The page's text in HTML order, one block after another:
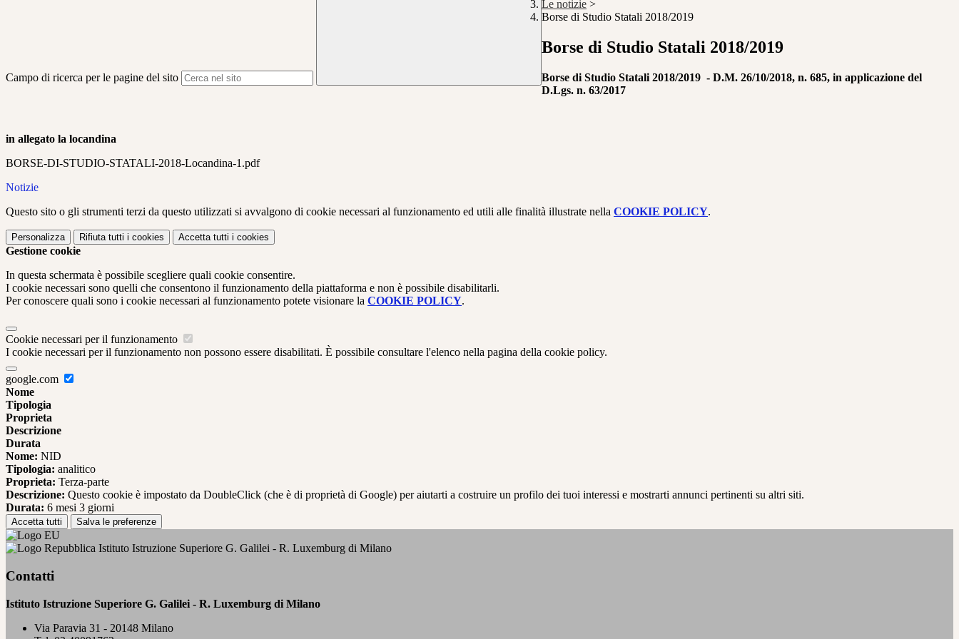
Campo di ricerca per le pagine del sito
Le notizie >
Borse di Studio Statali 2018/2019
Borse di Studio Statali 2018/2019
Borse di Studio Statali 2018/2019 - D.M. 26/10/2018, n. 685, in applicazione del
D.Lgs. n. 63/2017
in allegato la locandina
BORSE-DI-STUDIO-STATALI-2018-Locandina-1.pdf
Notizie
Questo sito o gli strumenti terzi da questo utilizzati si avvalgono di cookie necessari al funzionamento ed utili alle finalità illustrate nella COOKIE POLICY.
Personalizza Rifiuta tutti i cookies Accetta tutti i cookies
Gestione cookie
In questa schermata è possibile scegliere quali cookie consentire.
I cookie necessari sono quelli che consentono il funzionamento della piattaforma e non è possibile disabilitarli.
Per conoscere quali sono i cookie necessari al funzionamento potete visionare la COOKIE POLICY.
Cookie necessari per il funzionamento
I cookie necessari per il funzionamento non possono essere disabilitati. È possibile consultare l'elenco nella pagina della cookie policy.
google.com
Nome
Tipologia
Proprieta
Descrizione
Durata
Nome: NID
Tipologia: analitico
Proprieta: Terza-parte
Descrizione: Questo cookie è impostato da DoubleClick (che è di proprietà di Google) per aiutarti a costruire un profilo dei tuoi interessi e mostrarti annunci pertinenti su altri siti.
Durata: 6 mesi 3 giorni
Accetta tutti Salva le preferenze
Istituto Istruzione Superiore G. Galilei - R. Luxemburg di Milano
Contatti
Istituto Istruzione Superiore G. Galilei - R. Luxemburg di Milano
Via Paravia 31 - 20148 Milano